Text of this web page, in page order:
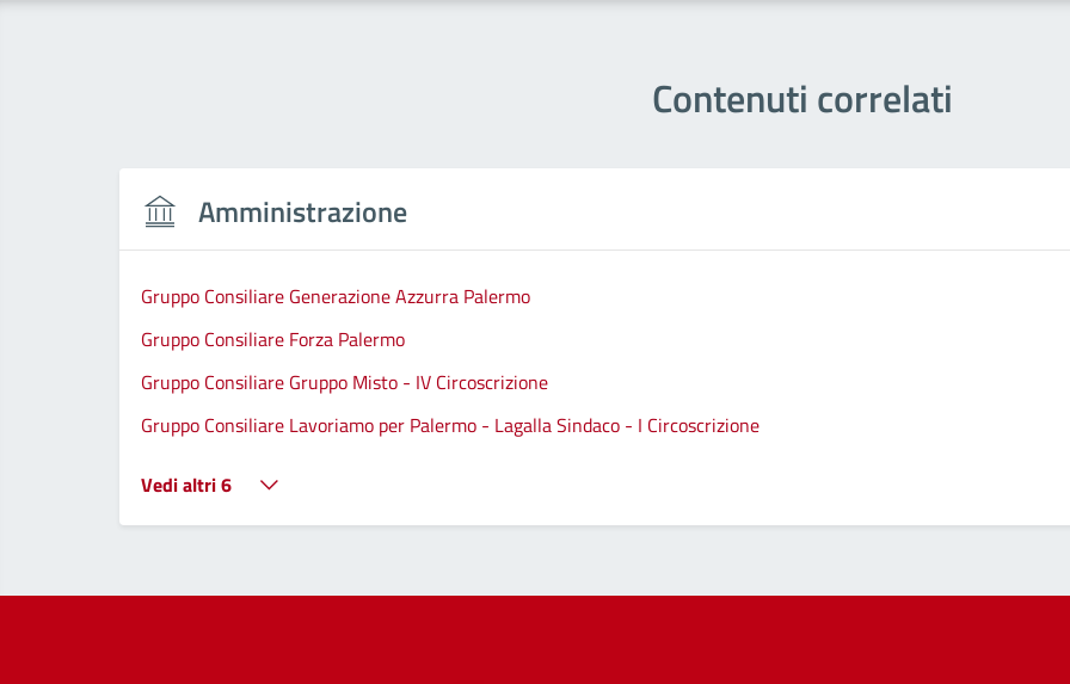
Contenuti correlati
Amministrazione
Gruppo Consiliare Generazione Azzurra Palermo
Gruppo Consiliare Forza Palermo
Gruppo Consiliare Gruppo Misto - IV Circoscrizione
Gruppo Consiliare Lavoriamo per Palermo - Lagalla Sindaco - I Circoscrizione
Vedi altri 6